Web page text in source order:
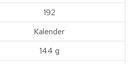
192
Kalender
144 g